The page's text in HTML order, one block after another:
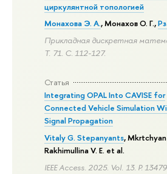
циркулянтной топологией
Монахова Э. А., Монахов О. Г.,
Прикладная дискретная
Т. 71. С. 112-127.
Статья
Integrating OPAL Into CAVISE for
Connected Vehicle Simulation
Signal Propagation
Vitaly G. Stepanyants, Mkrtchyan
Rakhimullina V. E. et al.
IEEE Access. 2025. Vol. 13. P.